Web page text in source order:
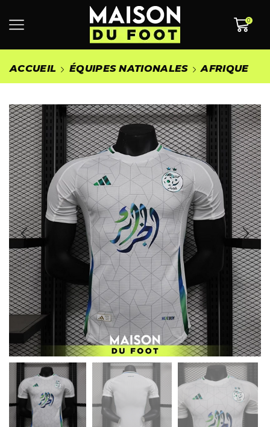
0
ACCUEIL ÉQUIPES NATIONALES AFRIQUE